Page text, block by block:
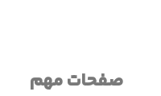
صفحات مهم